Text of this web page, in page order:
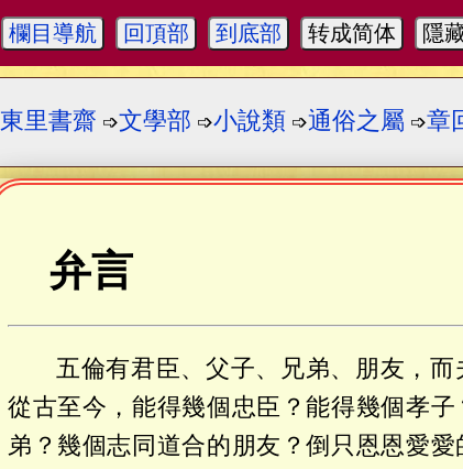
欄目導航 回頂部 到底部 转成简体 隱
東里書齋 ➩文學部 ➩小說類 ➩通俗之屬 ➩章
弁言
五倫有君臣、父子、兄弟、朋友，
從古至今，能得幾個忠臣？能得幾個孝
弟？幾個志同道合的朋友？倒只恩恩愛